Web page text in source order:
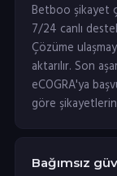
Betboo şikayet
7/24 canlı
Çözüme
aktarılır. Son
eCOGRA'ya
göre
Bağımsız